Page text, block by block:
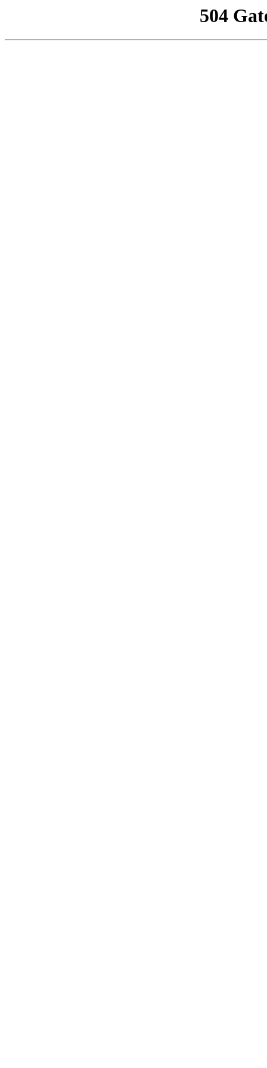
504